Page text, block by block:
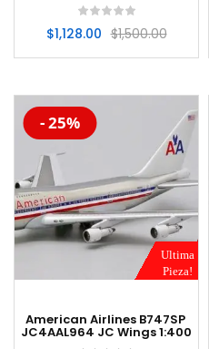
$1,500.00
$1,128.00
-20%
Ultima
Pieza!
- 25%
American Airlines B747SP
JC4AAL964 JC Wings 1:400